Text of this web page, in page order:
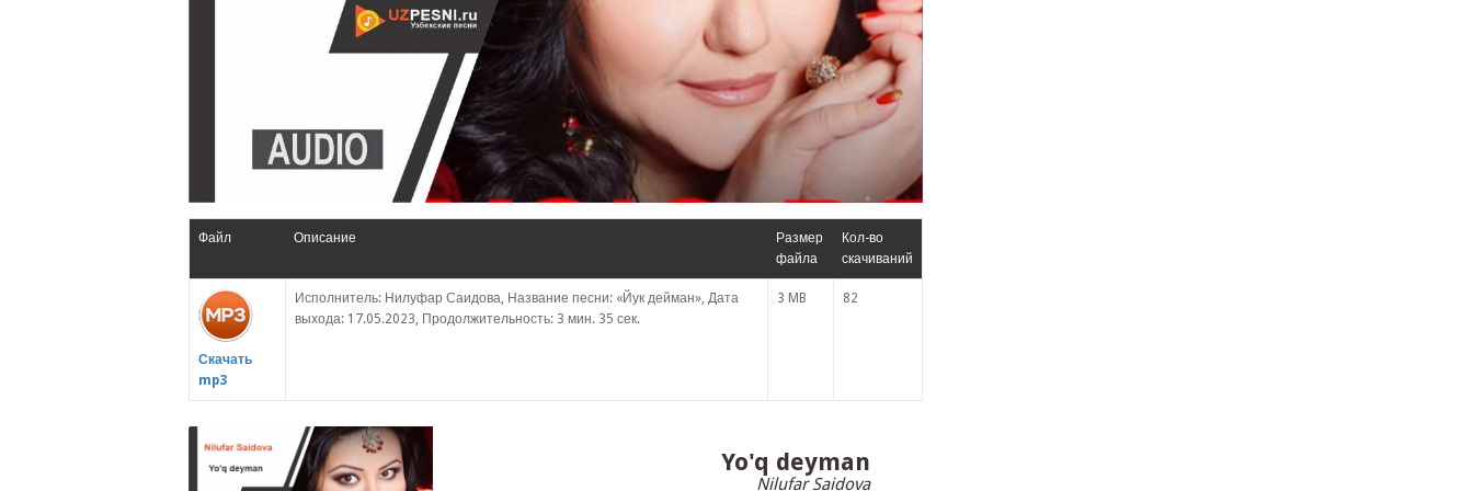
Файл Описание
Размер
файла
Кол-во
скачиваний
Скачать
mp3
Исполнитель: Нилуфар Саидова, Название песни: «Йук дейман», Дата
выхода: 17.05.2023, Продолжительность: 3 мин. 35 сек.
3 MB 82
Yo'q deyman
Nilufar Saidova